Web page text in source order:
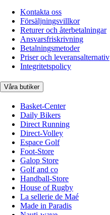
Kontakta oss
Försäljningsvillkor
Returer och återbetalningar
Ansvarsfriskrivning
Betalningsmetoder
Priser och leveransalternativ
Integritetspolicy
Våra butiker
Basket-Center
Daily Bikers
Direct Running
Direct-Volley
Espace Golf
Foot-Store
Galop Store
Golf and co
Handball-Store
House of Rugby
La sellerie de Maé
Made in Paradis